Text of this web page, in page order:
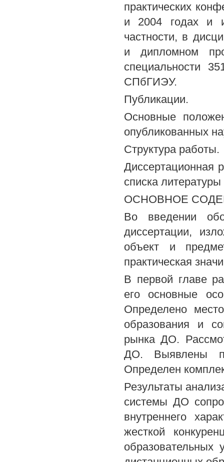
практических
и 2004 годах и
частности, в
и дипломном
специальности
СПбГИЭУ.
Публикации.
Основные
опубликованных
Структура работы.
Диссертационная
списка
ОСНОВНОЕ
Во введении
диссертации,
объект и
практическая
В первой главе
его основные
Определено
образования и
рынка ДО.
ДО. Выявлены
Определен
Результаты
системы ДО
внутреннего
жесткой
образовательных